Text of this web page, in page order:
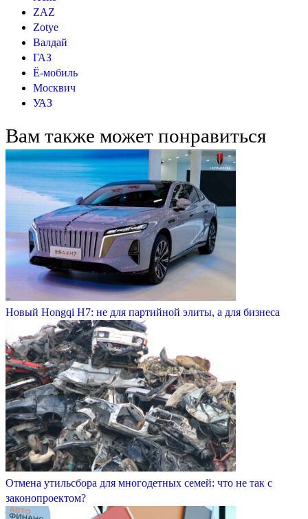
ZAZ
Zotye
Валдай
ГАЗ
Ё-мобиль
Москвич
УАЗ
Вам также может понравиться
Новый Hongqi H7: не для партийной элиты, а для бизнеса
Отмена утильсбора для многодетных семей: что не так с
законопроектом?